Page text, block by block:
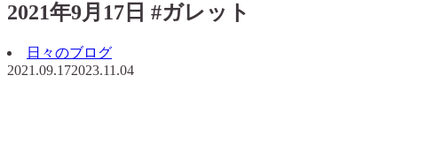
2021年9月17日 #ガレット
日々のブログ
2021.09.172023.11.04